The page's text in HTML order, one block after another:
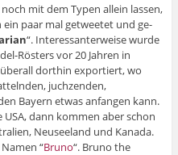
mit dem Typen allein lassen,
paar mal getweetet und ge-
“. Interessanterweise wurde
Rösters vor 20 Jahren in
dorthin exportiert, wo
juchzenden,
Bayern etwas anfangen kann.
dann kommen aber schon
Neuseeland und Kanada.
“Bruno“. Bruno the